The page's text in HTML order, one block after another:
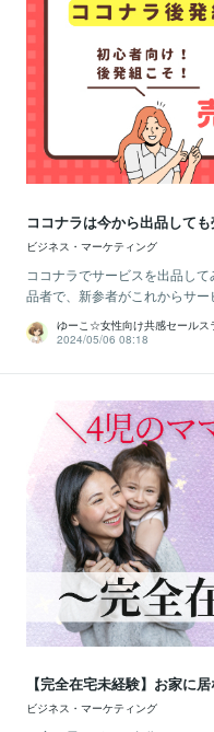
ココナラは今から出品して
ビジネス・マーケティング
ココナラでサービスを出品し
品者で、新参者がこれからサ
ゆーこ☆女性向け共感セールス
2024/05/06 08:18
【完全在宅未経験】お家に
ビジネス・マーケティング